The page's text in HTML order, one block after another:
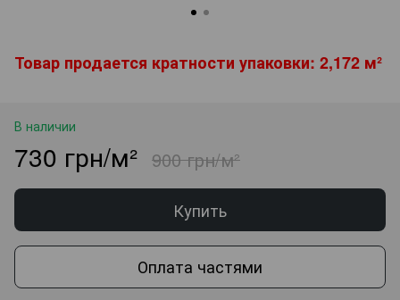
Товар продается кратности упаковки: 2,172 м²
В наличии
730 грн/м² 900 грн/м²
Купить
Оплата частями